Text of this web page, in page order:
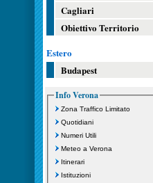
Cagliari
Obiettivo Territorio
Estero
Budapest
Info Verona
Zona Traffico Limitato
Quotidiani
Numeri Utili
Meteo a Verona
Itinerari
Istituzioni